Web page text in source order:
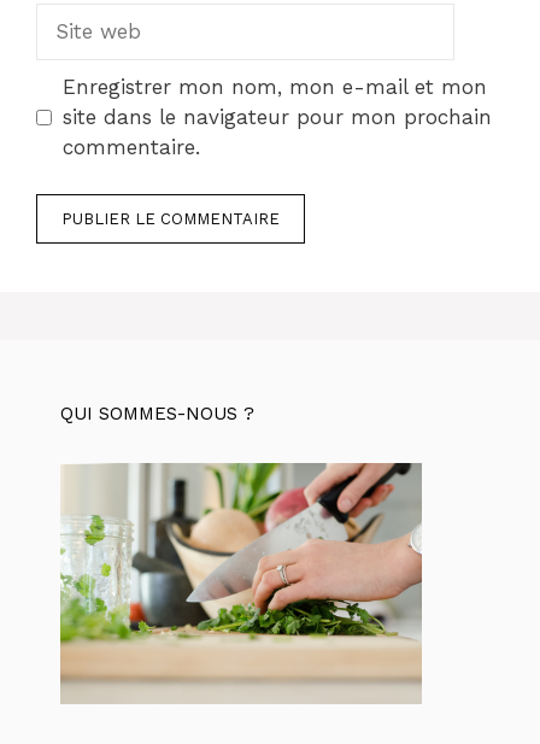
Site
Enregistrer mon nom, mon e-mail et mon
site dans le navigateur pour mon prochain
commentaire.
QUI SOMMES-NOUS ?